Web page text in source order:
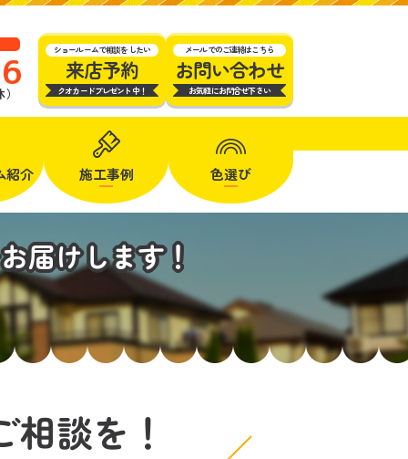
ショールームで相談をしたい
来店予約
クオカードプレゼント中！
メールでのご連絡はこちら
お問い合わせ
お気軽にお問合せ下さい
紹介 施工事例 色選び
届けします！
相談を！